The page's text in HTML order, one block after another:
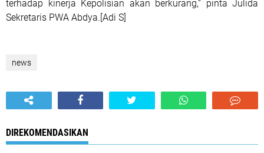
terhadap kinerja Kepolisian akan berkurang,” pinta Julida
Sekretaris PWA Abdya.[Adi S]
news
DIREKOMENDASIKAN